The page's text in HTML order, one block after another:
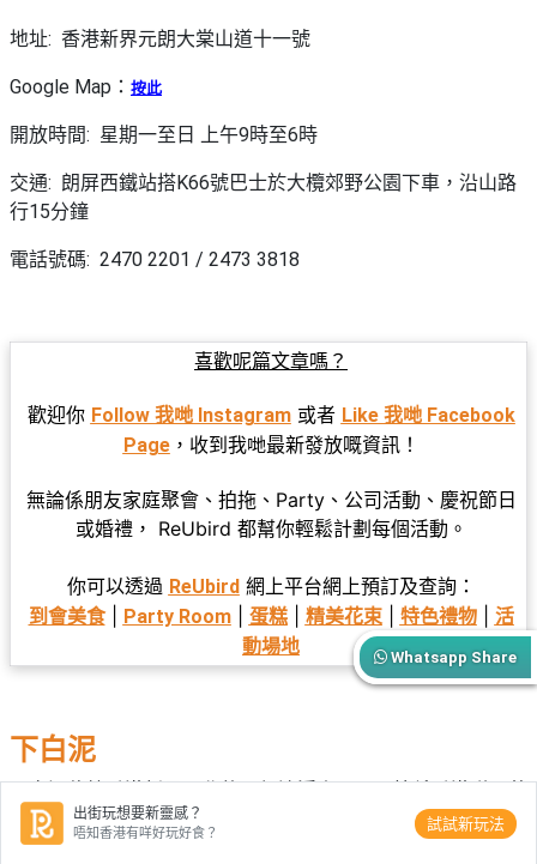
Whatsapp Share
出街玩想要新靈感？
唔知香港有咩好玩好食？
試試新玩法
地址: 香港新界元朗大棠山道十一號
Google Map： 按此
開放時間: 星期一至日 上午9時至6時
交通: 朗屏西鐵站搭K66號巴士於大欖郊野公園下車，沿山路
行15分鐘
電話號碼: 2470 2201 / 2473 3818
喜歡呢篇文章嗎？
歡迎你 Follow 我哋 Instagram或者 Like 我哋 Facebook
Page，收到我哋最新發放嘅資訊！
無論係朋友家庭聚會、拍拖、Party、公司活動、慶祝節日
或婚禮， ReUbird 都幫你輕鬆計劃每個活動。
你可以透過 ReUbird網上平台網上預訂及查詢：
到會美食| Party Room| 蛋糕| 精美花束| 特色禮物| 活
動場地
下白泥
下白泥位於香港新界西北的元朗流浮山，可以算係香港睇日落
嘅最佳位置！係一望無際嘅泥灘上面同重要嘅人一齊睇日落，
再加埋映照翻黎嘅倒影，所有煩囂即刻放低曬。